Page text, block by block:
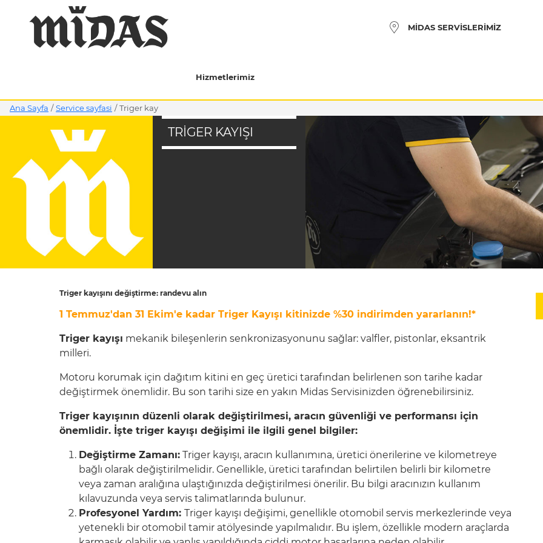
MIDAS SERVISLERIMIZ
Hizmetlerimiz
Ana Sayfa / Service sayfasi / triger kay
TRIGER KAYIŞI
Triger kayışını değiştirme: randevu alın
1 Temmuz'dan 31 Ekim'e kadar Triger Kayışı kitinizde %30 indirimden yararlanın!*
Triger kayışı mekanik bileşenlerin senkronizasyonunu sağlar: valfler, pistonlar, eksantrik
milleri.
Motoru korumak için dağıtım kitini en geç üretici tarafından belirlenen son tarihe kadar
değiştirmek önemlidir. Bu son tarihi size en yakın Midas Servisinizden öğrenebilirsiniz.
Triger kayışının düzenli olarak değiştirilmesi, aracın güvenliği ve performansı için
önemlidir. İşte triger kayışı değişimi ile ilgili genel bilgiler:
Değiştirme Zamanı: Triger kayışı, aracın kullanımına, üretici önerilerine ve kilometreye
bağlı olarak değiştirilmelidir. Genellikle, üretici tarafından belirtilen belirli bir kilometre
veya zaman aralığına ulaştığınızda değiştirilmesi önerilir. Bu bilgi aracınızın kullanım
kılavuzunda veya servis talimatlarında bulunur.
Profesyonel Yardım: Triger kayışı değişimi, genellikle otomobil servis merkezlerinde veya
yetenekli bir otomobil tamir atölyesinde yapılmalıdır. Bu işlem, özellikle modern araçlarda